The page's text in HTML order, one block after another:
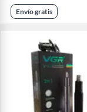
Envío gratis